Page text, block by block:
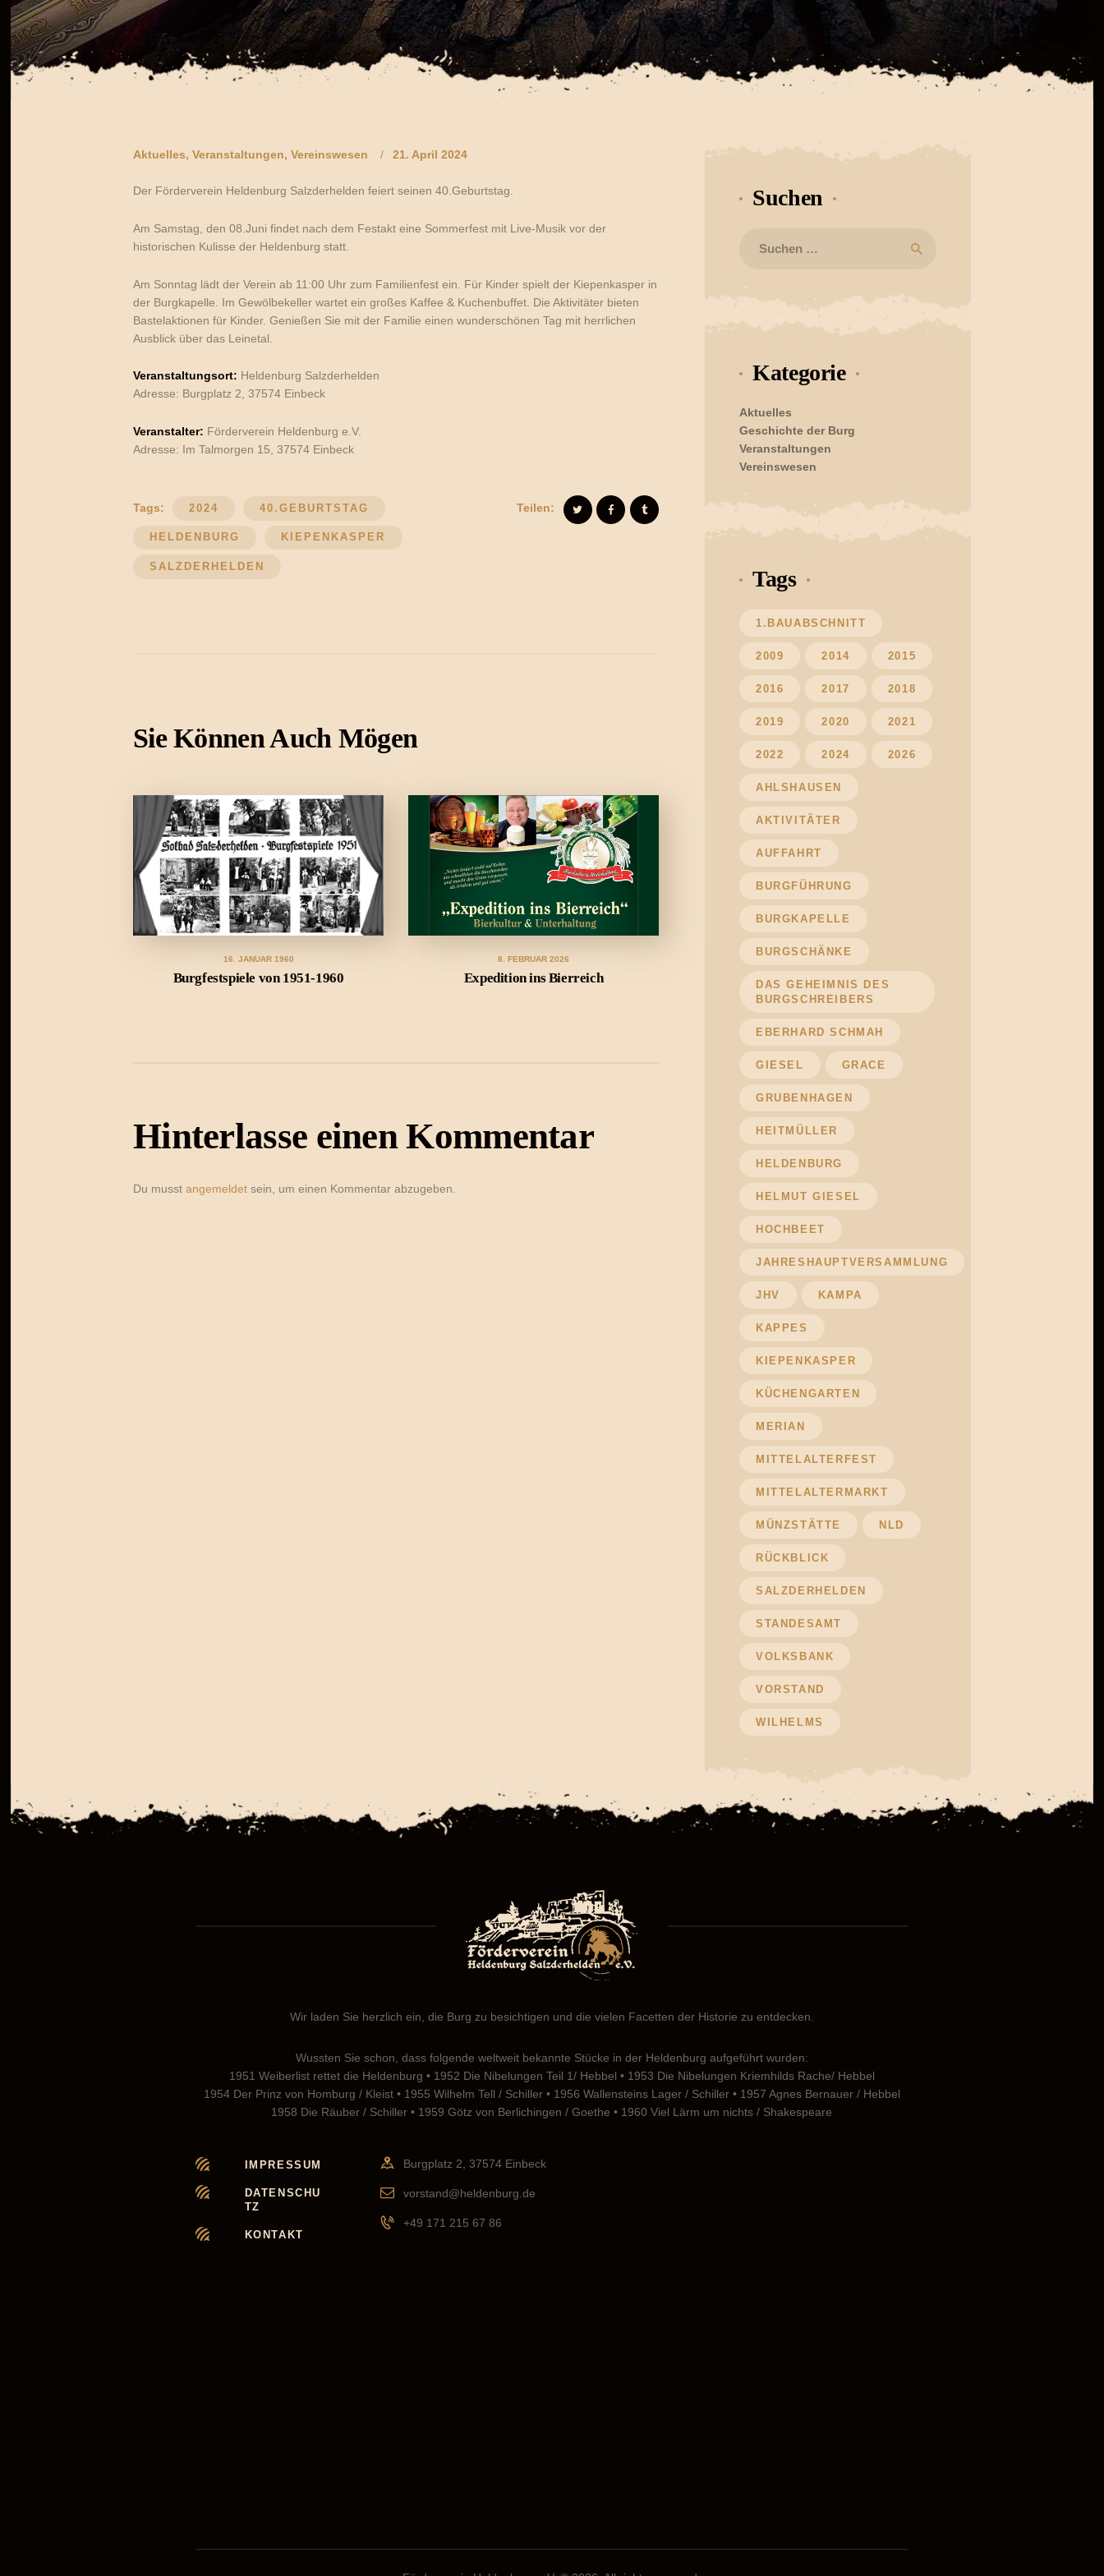
Aktuelles, Veranstaltungen, Vereinswesen 21. April 2024
Der Förderverein Heldenburg Salzderhelden feiert seinen 40.Geburtstag.
Am Samstag, den 08.Juni findet nach dem Festakt eine Sommerfest mit Live-Musik vor der
historischen Kulisse der Heldenburg statt.
Am Sonntag lädt der Verein ab 11:00 Uhr zum Familienfest ein. Für Kinder spielt der Kiepenkasper in
der Burgkapelle. Im Gewölbekeller wartet ein großes Kaffee & Kuchenbuffet. Die Aktivitäter bieten
Bastelaktionen für Kinder. Genießen Sie mit der Familie einen wunderschönen Tag mit herrlichen
Ausblick über das Leinetal.
Veranstaltungsort: Heldenburg Salzderhelden
Adresse: Burgplatz 2, 37574 Einbeck
Veranstalter: Förderverein Heldenburg e.V.
Adresse: Im Talmorgen 15, 37574 Einbeck
Tags: 2024 40.GEBURTSTAG
HELDENBURG KIEPENKASPER
SALZDERHELDEN
Teilen:
Sie Können Auch Mögen
16. JANUAR 1960
Burgfestspiele von 1951-1960
8. FEBRUAR 2026
Expedition ins Bierreich
Hinterlasse einen Kommentar
Du musst angemeldetsein, um einen Kommentar abzugeben.
Suchen
nach:
Kategorie
Aktuelles
Geschichte der Burg
Veranstaltungen
Vereinswesen
Tags
1.BAUABSCHNITT
2009 2014 2015
2016 2017 2018
2019 2020 2021
2022 2024 2026
AHLSHAUSEN
AKTIVITÄTER
AUFFAHRT
BURGFÜHRUNG
BURGKAPELLE
BURGSCHÄNKE
DAS GEHEIMNIS DES
BURGSCHREIBERS
EBERHARD SCHMAH
GIESEL GRACE
GRUBENHAGEN
HEITMÜLLER
HELDENBURG
HELMUT GIESEL
HOCHBEET
JAHRESHAUPTVERSAMMLUNG
JHV KAMPA
KAPPES
KIEPENKASPER
KÜCHENGARTEN
MERIAN
MITTELALTERFEST
MITTELALTERMARKT
MÜNZSTÄTTE NLD
RÜCKBLICK
SALZDERHELDEN
STANDESAMT
VOLKSBANK
VORSTAND
WILHELMS
Wir laden Sie herzlich ein, die Burg zu besichtigen und die vielen Facetten der Historie zu entdecken.
Wussten Sie schon, dass folgende weltweit bekannte Stücke in der Heldenburg aufgeführt wurden:
1951 Weiberlist rettet die Heldenburg • 1952 Die Nibelungen Teil 1/ Hebbel • 1953 Die Nibelungen Kriemhilds Rache/ Hebbel
1954 Der Prinz von Homburg / Kleist • 1955 Wilhelm Tell / Schiller • 1956 Wallensteins Lager / Schiller • 1957 Agnes Bernauer / Hebbel
1958 Die Räuber / Schiller • 1959 Götz von Berlichingen / Goethe • 1960 Viel Lärm um nichts / Shakespeare
IMPRESSUM
DATENSCHU
TZ
KONTAKT
Burgplatz 2, 37574 Einbeck
vorstand@heldenburg.de
+49 171 215 67 86